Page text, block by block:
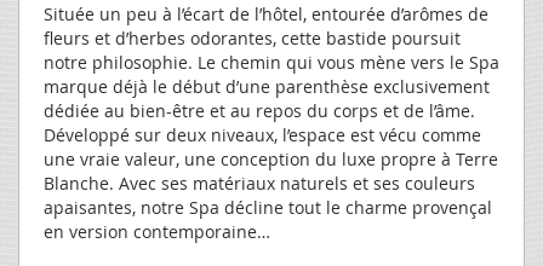
Située un peu à l’écart de l’hôtel, entourée d’arômes de
fleurs et d’herbes odorantes, cette bastide poursuit
notre philosophie. Le chemin qui vous mène vers le Spa
marque déjà le début d’une parenthèse exclusivement
dédiée au bien-être et au repos du corps et de l’âme.
Développé sur deux niveaux, l’espace est vécu comme
une vraie valeur, une conception du luxe propre à Terre
Blanche. Avec ses matériaux naturels et ses couleurs
apaisantes, notre Spa décline tout le charme provençal
en version contemporaine…